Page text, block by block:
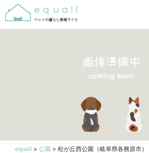
equall > 公園 > 松が丘西公園（岐阜県各務原市）